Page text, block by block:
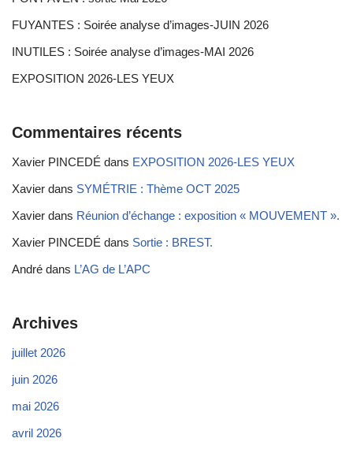
FUYANTES : Soirée analyse d’images-JUIN 2026
INUTILES : Soirée analyse d’images-MAI 2026
EXPOSITION 2026-LES YEUX
Commentaires récents
Xavier PINCEDÉ dans EXPOSITION 2026-LES YEUX
Xavier dans SYMÉTRIE : Thème OCT 2025
Xavier dans Réunion d’échange : exposition « MOUVEMENT ».
Xavier PINCEDÉ dans Sortie : BREST.
André dans L’AG de L’APC
Archives
juillet 2026
juin 2026
mai 2026
avril 2026